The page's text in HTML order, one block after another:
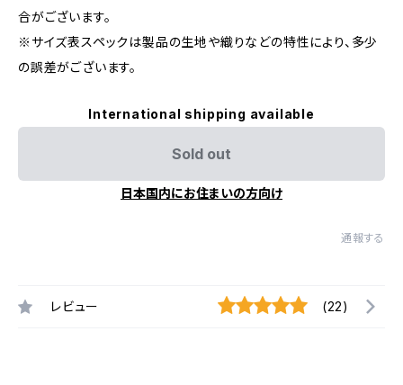
合がございます。
※サイズ表スペックは製品の生地や織りなどの特性により、多少
の誤差がございます。
International shipping available
Sold out
日本国内にお住まいの方向け
通報する
レビュー (22)